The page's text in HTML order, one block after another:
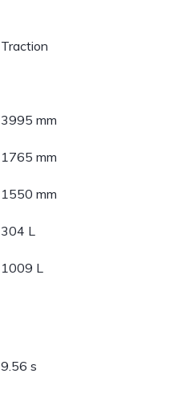
Traction
3995 mm
1765 mm
1550 mm
304 L
1009 L
9.56 s